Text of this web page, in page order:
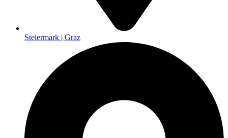
Steiermark | Graz